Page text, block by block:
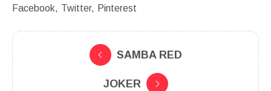
Facebook Twitter Pinterest
SAMBA RED
JOKER